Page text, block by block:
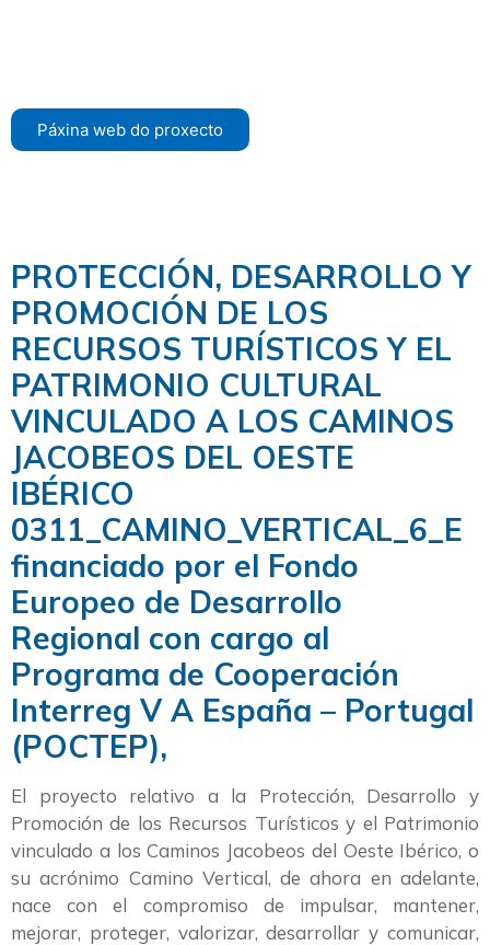
Páxina web do proxecto
PROTECCIÓN, DESARROLLO Y
PROMOCIÓN DE LOS
RECURSOS TURÍSTICOS Y EL
PATRIMONIO CULTURAL
VINCULADO A LOS CAMINOS
JACOBEOS DEL OESTE
IBÉRICO
0311_CAMINO_VERTICAL_6_E
financiado por el Fondo
Europeo de Desarrollo
Regional con cargo al
Programa de Cooperación
Interreg V A España – Portugal
(POCTEP),
El proyecto relativo a la Protección, Desarrollo y
Promoción de los Recursos Turísticos y el Patrimonio
vinculado a los Caminos Jacobeos del Oeste Ibérico, o
su acrónimo Camino Vertical, de ahora en adelante,
nace con el compromiso de impulsar, mantener,
mejorar, proteger, valorizar, desarrollar y comunicar,